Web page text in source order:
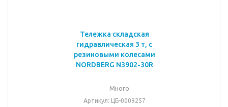
Тележка складская
гидравлическая 3 т, с
резиновыми колесами
NORDBERG N3902-30R
Много
Артикул: ЦБ-0009257